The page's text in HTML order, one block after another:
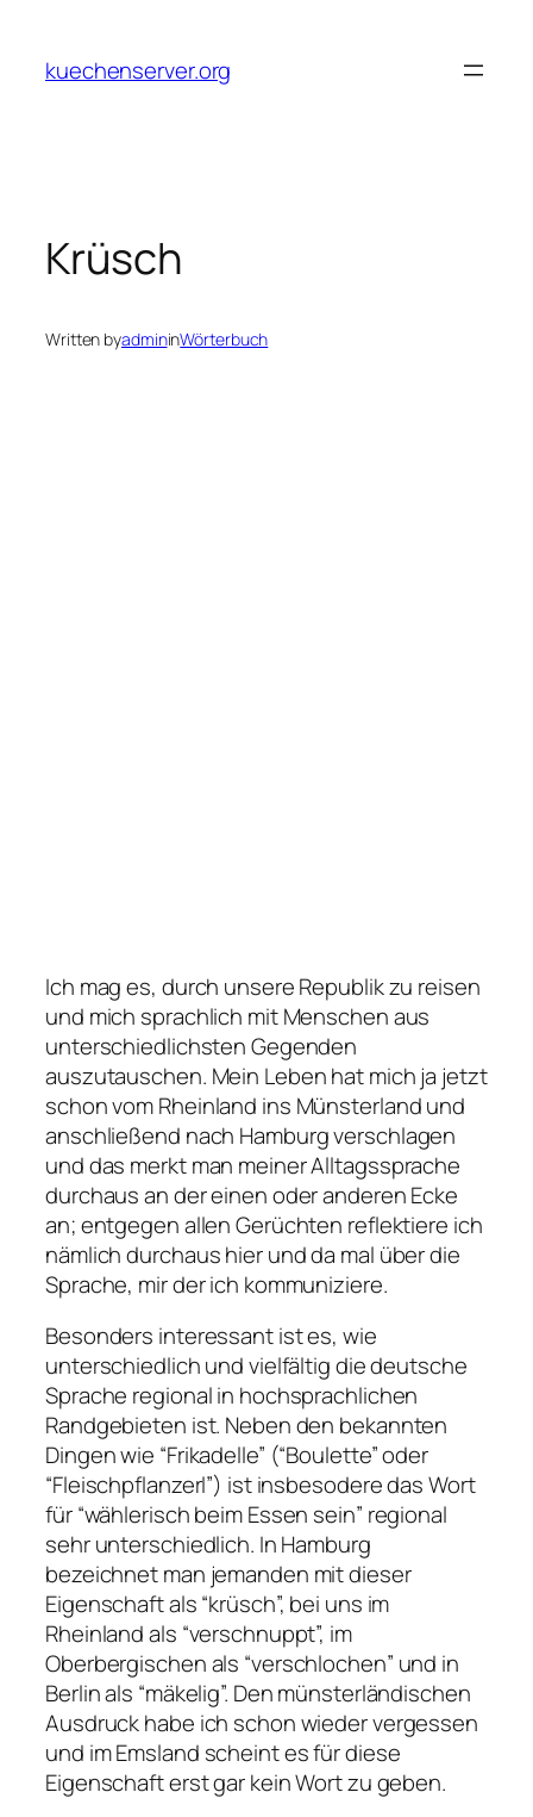
content
kuechenserver.org
Krüsch
Written byadmininWörterbuch
Ich mag es, durch unsere Republik zu reisen
und mich sprachlich mit Menschen aus
unterschiedlichsten Gegenden
auszutauschen. Mein Leben hat mich ja jetzt
schon vom Rheinland ins Münsterland und
anschließend nach Hamburg verschlagen
und das merkt man meiner Alltagssprache
durchaus an der einen oder anderen Ecke
an; entgegen allen Gerüchten reflektiere ich
nämlich durchaus hier und da mal über die
Sprache, mir der ich kommuniziere.
Besonders interessant ist es, wie
unterschiedlich und vielfältig die deutsche
Sprache regional in hochsprachlichen
Randgebieten ist. Neben den bekannten
Dingen wie “Frikadelle” (“Boulette” oder
“Fleischpflanzerl”) ist insbesodere das Wort
für “wählerisch beim Essen sein” regional
sehr unterschiedlich. In Hamburg
bezeichnet man jemanden mit dieser
Eigenschaft als “krüsch”, bei uns im
Rheinland als “verschnuppt”, im
Oberbergischen als “verschlochen” und in
Berlin als “mäkelig”. Den münsterländischen
Ausdruck habe ich schon wieder vergessen
und im Emsland scheint es für diese
Eigenschaft erst gar kein Wort zu geben.